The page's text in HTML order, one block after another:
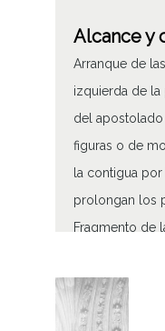
Alcance y
Arranque de
izquierda de la
del
figuras o de
la contigua
prolongan los
Fragmento de
Tipo de
Fotográfico